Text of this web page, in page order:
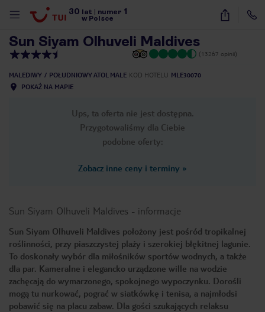
30 lat numer 1
w Polsce
36
Sun Siyam Olhuveli Maldives
(13267 opinii)
MALEDIWY POŁUDNIOWY ATOL MALE KOD HOTELU MLE30070
POKAŻ NA MAPIE
Ups, ta oferta nie jest dostępna.
Przygotowaliśmy dla Ciebie
podobne oferty:
Zobacz inne ceny i terminy »
Sun Siyam Olhuveli Maldives - informacje
Sun Siyam Olhuveli Maldives położony jest pośród tropikalnej
roślinności, przy piaszczystej plaży i szerokiej błękitnej lagunie.
To doskonały wybór dla miłośników sportów wodnych, a także
dla par. Kameralne i elegancko urządzone wille na wodzie
zachęcają do wymarzonego, spokojnego wypoczynku. Dorośli
mogą tu nurkować, pograć w siatkówkę i tenisa, a najmłodsi
pobawić się na placu zabaw. Dla gości szukających relaksu